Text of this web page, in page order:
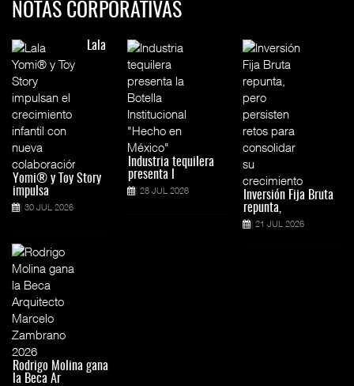
NOTAS CORPORATIVAS
Lala
Yomi® y Toy Story
impulsa
30 JUL 2026
Rodrigo Molina gana
la Beca Ar
Industria tequilera
presenta l
28 JUL 2026
Inversión Fija Bruta
repunta,
21 JUL 2026